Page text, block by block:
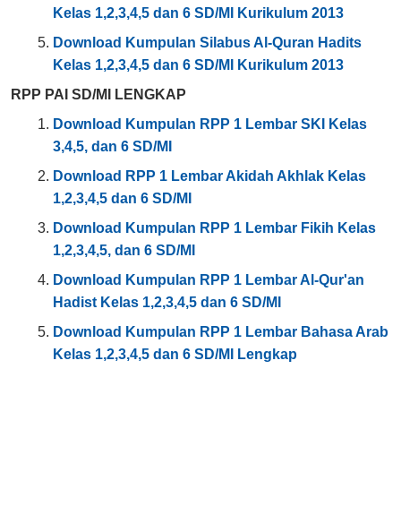
Kelas 1,2,3,4,5 dan 6 SD/MI Kurikulum 2013
Download Kumpulan Silabus Al-Quran Hadits
Kelas 1,2,3,4,5 dan 6 SD/MI Kurikulum 2013
RPP PAI SD/MI LENGKAP
Download Kumpulan RPP 1 Lembar SKI Kelas
3,4,5, dan 6 SD/MI
Download RPP 1 Lembar Akidah Akhlak Kelas
1,2,3,4,5 dan 6 SD/MI
Download Kumpulan RPP 1 Lembar Fikih Kelas
1,2,3,4,5, dan 6 SD/MI
Download Kumpulan RPP 1 Lembar Al-Qur'an
Hadist Kelas 1,2,3,4,5 dan 6 SD/MI
Download Kumpulan RPP 1 Lembar Bahasa Arab
Kelas 1,2,3,4,5 dan 6 SD/MI Lengkap